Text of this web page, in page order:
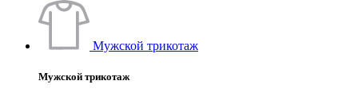
Мужской трикотаж
Мужской трикотаж